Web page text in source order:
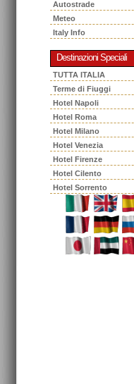
Autostrade
Meteo
Italy Info
Destinazioni Speciali
TUTTA ITALIA
Terme di Fiuggi
Hotel Napoli
Hotel Roma
Hotel Milano
Hotel Venezia
Hotel Firenze
Hotel Cilento
Hotel Sorrento